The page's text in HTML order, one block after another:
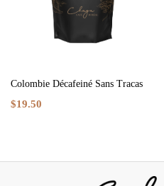
Colombie Décafeiné Sans Tracas
$19.50